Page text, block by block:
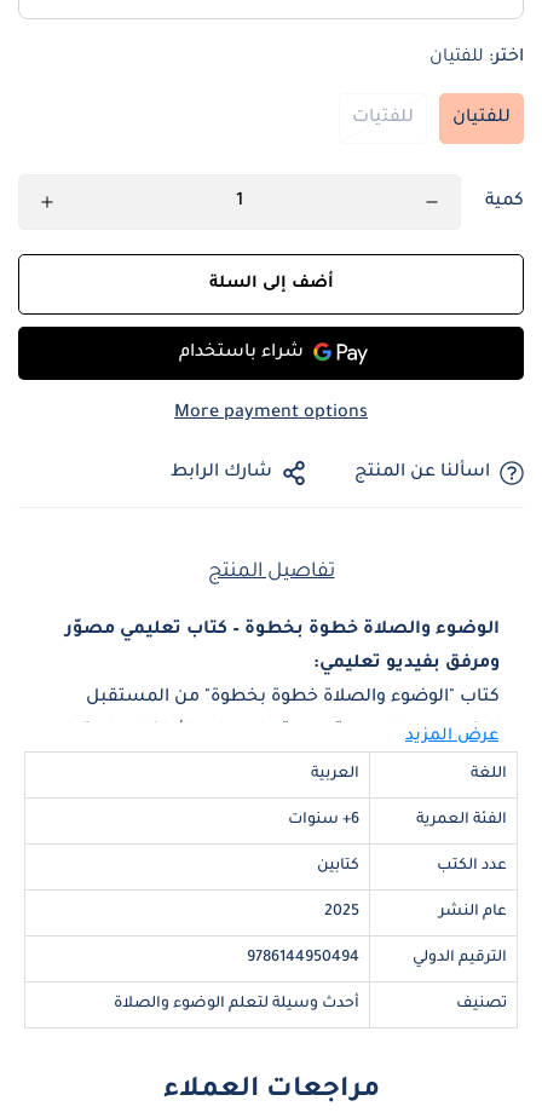
اختر: للفتيان
للفتيان للفتيات
كمية
أضف إلى السلة
More payment options
اسألنا عن المنتج شارك الرابط
تفاصيل المنتج
الوضوء والصلاة خطوة بخطوة – كتاب تعليمي مصوّر
ومرفق بفيديو تعليمي:
كتاب "الوضوء والصلاة خطوة بخطوة" من المستقبل
الرقمي هو دليل مصوّر ومبسّط يساعد الأطفال على تعلم
الطهارة والصلاة بأسلوب سهل ومشوّق، مع صور
توضيحية جذابة وشرح مختصر يسهّل الفهم والتطبيق
يتميز الكتاب بإرفاقه بفيديو تعليمي خاص يمكن الوصول
إليه عبر رمز( QR code) موجود داخل الكتاب، مما يجعل
التعلم أكثر تفاعلية ووضوحًا. يأخذ هذا الكتاب طفلك في
رحلة روحية وتعليمية متكاملة، يتعرف فيها على خطوات
الوضوء والصلاة بشكل دقيق ومبسط.
مراعاة الأسلوب التربوي المناسب لكل فئة.
عرض المزيد
اللغة العربية
الفئة العمرية 6+ سنوات
عدد الكتب كتابين
عام النشر 2025
الترقيم الدولي 9786144950494
تصنيف أحدث وسيلة لتعلم الوضوء والصلاة
مراجعات العملاء